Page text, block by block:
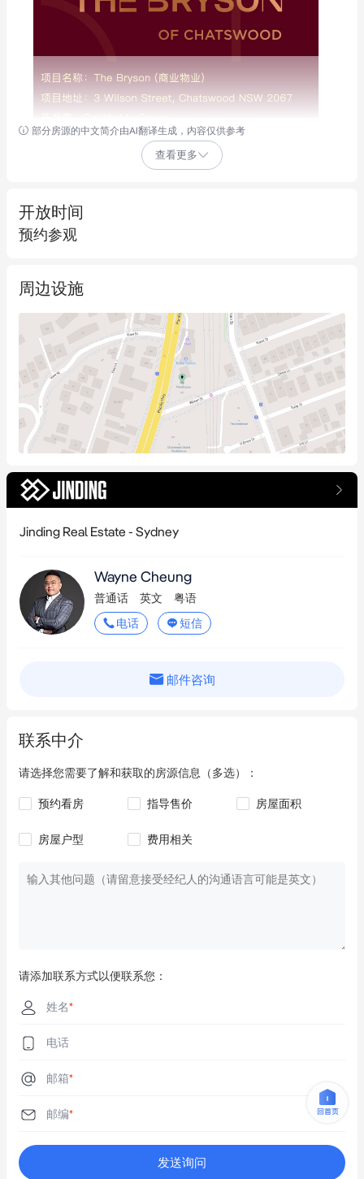
部分房源的中文简介由AI翻译生成，内容仅供参考
查看更多
开放时间
预约参观
周边设施
Jinding Real Estate - Sydney
Wayne Cheung
普通话 英文
粤语
电话
短信
邮件咨询
联系中介
请选择您需要了解和获取的房源信息（多选）：
预约看房 指导售价 房屋面积
房屋户型 费用相关
请添加联系方式以便联系您：
姓名*
电话
邮箱*
邮编*
发送询问